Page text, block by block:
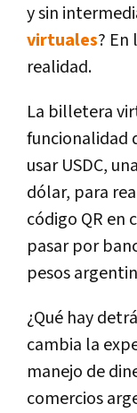
y sin
virtuales? En
realidad.
La billetera
funcionalidad
usar USDC,
dólar, para
código QR en
pasar por
pesos
¿Qué hay
cambia la
manejo de
comercios